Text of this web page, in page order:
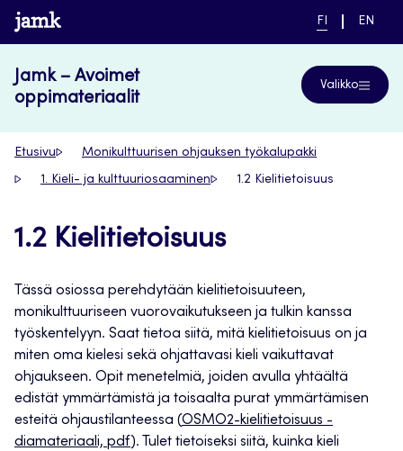
Siirry
suoraan
www.jamk.fi
NYKYINEN
FI
VAIHDA
EN
Jamk – Avoimet
oppimateriaalit
Valikko
Etusivu Monikulttuurisen ohjauksen työkalupakki
1. Kieli- ja kulttuuriosaaminen 1.2 Kielitietoisuus
1.2 Kielitietoisuus
Tässä osiossa perehdytään kielitietoisuuteen,
monikulttuuriseen vuorovaikutukseen ja tulkin kanssa
työskentelyyn. Saat tietoa siitä, mitä kielitietoisuus on ja
miten oma kielesi sekä ohjattavasi kieli vaikuttavat
ohjaukseen. Opit menetelmiä, joiden avulla yhtäältä
edistät ymmärtämistä ja toisaalta purat ymmärtämisen
esteitä ohjaustilanteessa (OSMO2-kielitietoisuus -
diamateriaali, pdf). Tulet tietoiseksi siitä, kuinka kieli